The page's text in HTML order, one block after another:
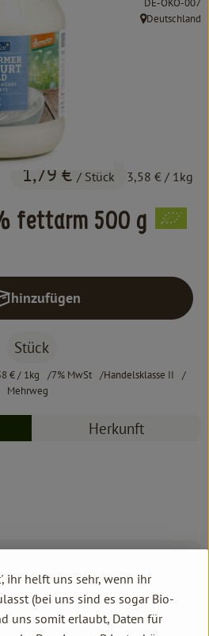
fettarm 500 g
1,79 € / Stück 3,58 € / 1kg
DE-ÖKO-007
, Herkunft:
Deutschland
hinzufügen
Produkt zum Warenkorb
Stück
€/ 1kg 7% MwSt
Handelsklasse II
Mehrweg
Herkunft
ihr helft uns sehr, wenn ihr
(bei uns sind es sogar Bio-
uns somit erlaubt, Daten für